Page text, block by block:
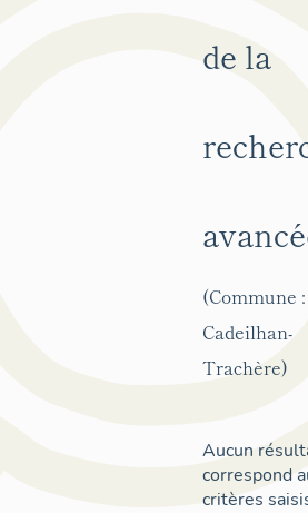
de la
(Commune :
Cadeilhan-
Trachère)
Aucun
correspond
critères